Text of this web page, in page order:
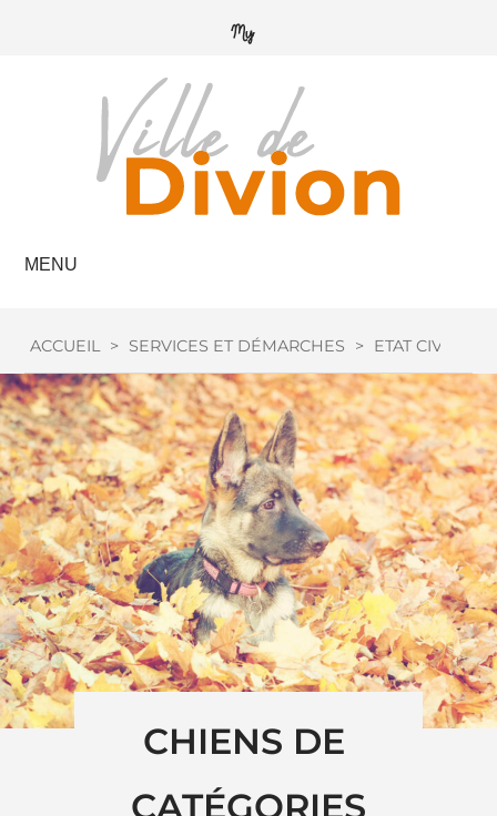
MENU
ACCUEIL > SERVICES ET DÉMARCHES > ETAT CIVIL
CHIENS DE
CATÉGORIES